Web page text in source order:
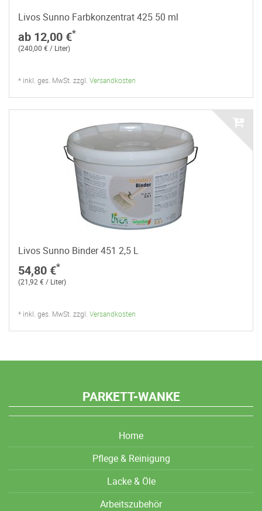
Livos Sunno Farbkonzentrat 425 50 ml
ab 12,00 €*
(240,00 € / Liter)
* inkl. ges. MwSt. zzgl. Versandkosten
Livos Sunno Binder 451 2,5 L
54,80 €*
(21,92 € / Liter)
* inkl. ges. MwSt. zzgl. Versandkosten
PARKETT-WANKE
Home
Pflege & Reinigung
Lacke & Öle
Arbeitszubehör